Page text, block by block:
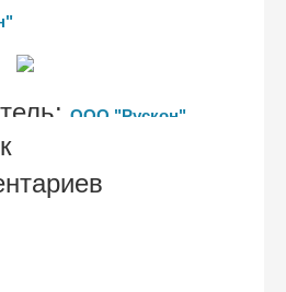
перевозку по
присутствия Группы
ООО "Рускон"